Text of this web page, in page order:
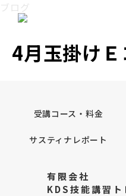
Skip
ブログ
4月玉掛けＥ
受講コース・料金
サスティナレポート
有限会社
KDS技能講習